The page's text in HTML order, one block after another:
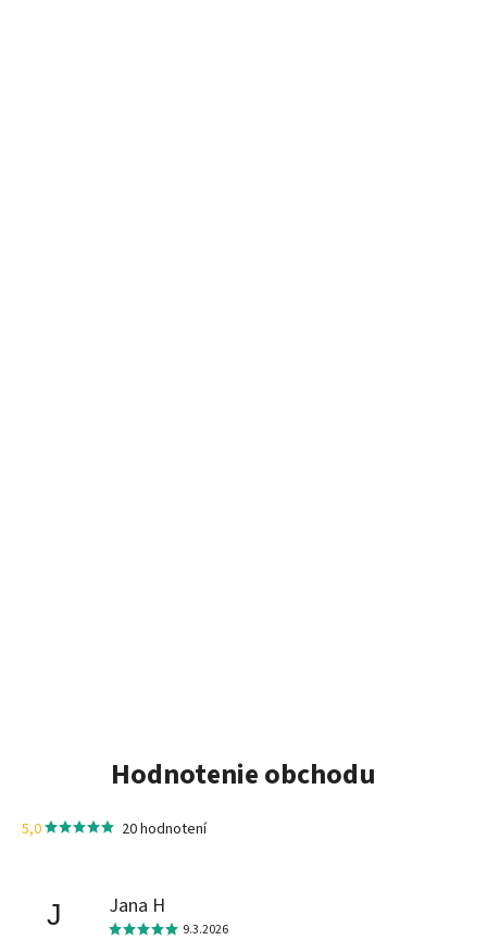
Hodnotenie obchodu
5,0 20 hodnotení
J Jana H
9.3.2026